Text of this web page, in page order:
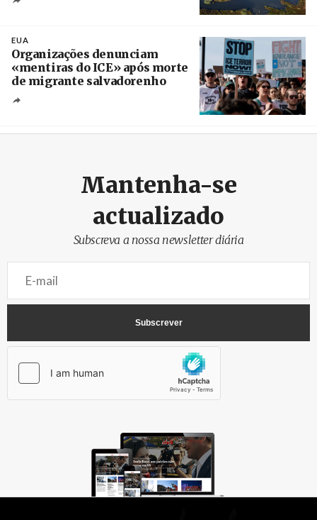
EUA
Organizações denunciam
«mentiras do ICE» após morte
de migrante salvadorenho
Mantenha-se
actualizado
Subscreva a nossa newsletter diária